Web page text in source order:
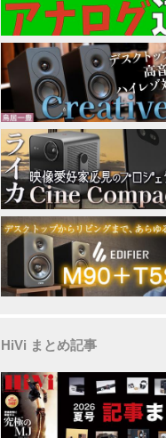
HiVi まとめ記事